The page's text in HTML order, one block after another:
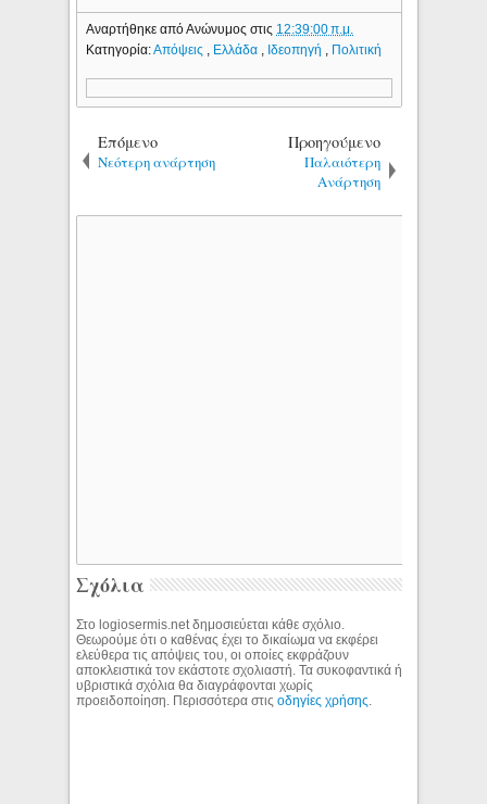
Αναρτήθηκε απόΑνώνυμοςστις 12:39:00 π.μ.
Κατηγορία:Απόψεις , Ελλάδα , Ιδεοπηγή , Πολιτική
Επόμενο
Νεότερη ανάρτηση
Προηγούμενο
Παλαιότερη
Ανάρτηση
Σχόλια
Στο logiosermis.net δημοσιεύεται κάθε σχόλιο.
Θεωρούμε ότι ο καθένας έχει το δικαίωμα να εκφέρει
ελεύθερα τις απόψεις του, οι οποίες εκφράζουν
αποκλειστικά τον εκάστοτε σχολιαστή. Τα συκοφαντικά ή
υβριστικά σχόλια θα διαγράφονται χωρίς
προειδοποίηση. Περισσότερα στιςοδηγίες χρήσης.